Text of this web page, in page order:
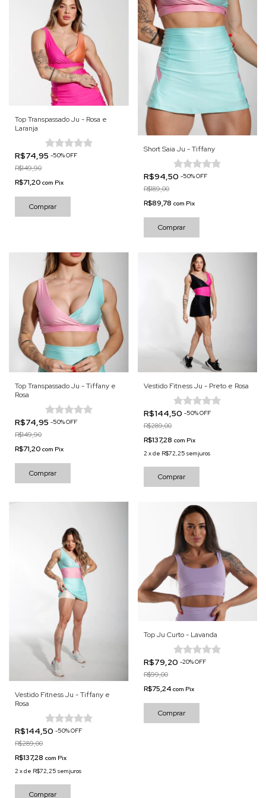
Top Transpassado Ju - Rosa e
Laranja
R$74,95 -50%OFF
R$149,90
R$71,20 com Pix
Comprar
Short Saia Ju - Tiffany
R$94,50 -50%OFF
R$189,00
R$89,78 com Pix
Comprar
Top Transpassado Ju - Tiffany e
Rosa
R$74,95 -50%OFF
R$149,90
R$71,20 com Pix
Comprar
Vestido Fitness Ju - Preto e Rosa
R$144,50 -50%OFF
R$289,00
R$137,28 com Pix
2 xde R$72,25 sem juros
Comprar
Vestido Fitness Ju - Tiffany e
Rosa
R$144,50 -50%OFF
R$289,00
R$137,28 com Pix
2 xde R$72,25 sem juros
Comprar
Top Ju Curto - Lavanda
R$79,20 -20%OFF
R$99,00
R$75,24 com Pix
Comprar